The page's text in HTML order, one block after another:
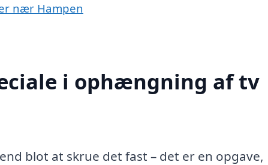
nær Hampen
i ophængning af tv
blot at skrue det fast – det er en opgave,